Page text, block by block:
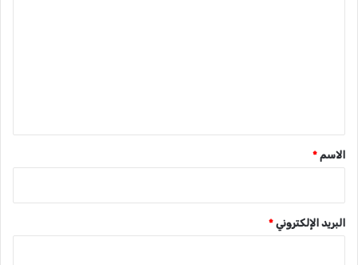
*الاسم *
البريد الإلكتروني *